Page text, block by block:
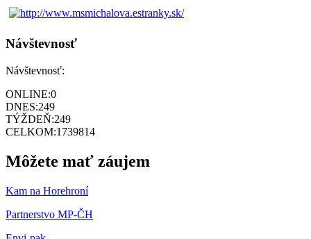
Návštevnosť
Návštevnosť:
ONLINE:0
DNES:249
TÝŽDEŇ:249
CELKOM:1739814
Môžete mať záujem
Kam na Horehroní
Partnerstvo MP-ČH